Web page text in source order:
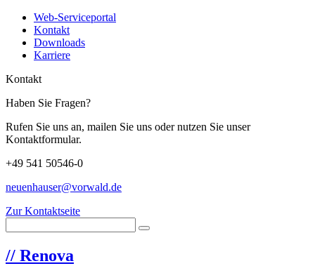
Web-Serviceportal
Kontakt
Downloads
Karriere
Kontakt
Haben Sie Fragen?
Rufen Sie uns an, mailen Sie uns oder nutzen Sie unser
Kontaktformular.
+49 541 50546-0
neuenhauser@vorwald.de
Zur Kontaktseite
// Renova